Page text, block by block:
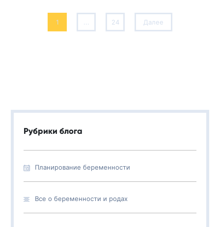
1 24 Далее
Рубрики блога
Планирование беременности
Все о беременности и родах